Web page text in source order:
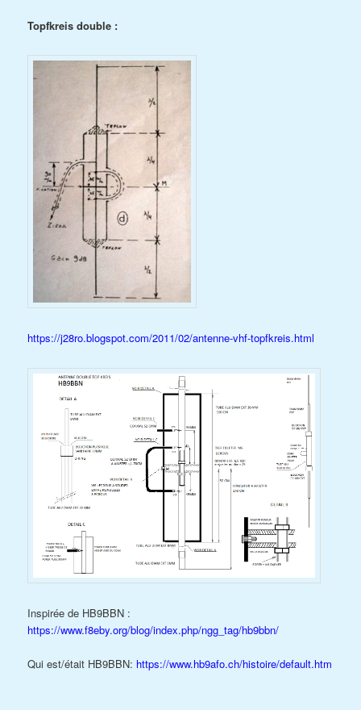
Topfkreis double :
https://j28ro.blogspot.com/2011/02/antenne-vhf-topfkreis.html
Inspirée de HB9BBN :
https://www.f8eby.org/blog/index.php/ngg_tag/hb9bbn/
Qui est/était HB9BBN: https://www.hb9afo.ch/histoire/default.htm